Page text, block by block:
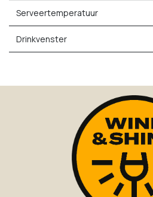
Serveertemperatuur
Drinkvenster